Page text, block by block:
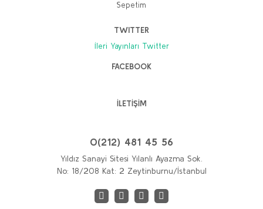
Sepetim
TWITTER
İleri Yayınları Twitter
FACEBOOK
İLETİŞİM
0(212) 481 45 56
Yıldız Sanayi Sitesi Yılanlı Ayazma Sok.
No: 18/208 Kat: 2 Zeytinburnu/İstanbul